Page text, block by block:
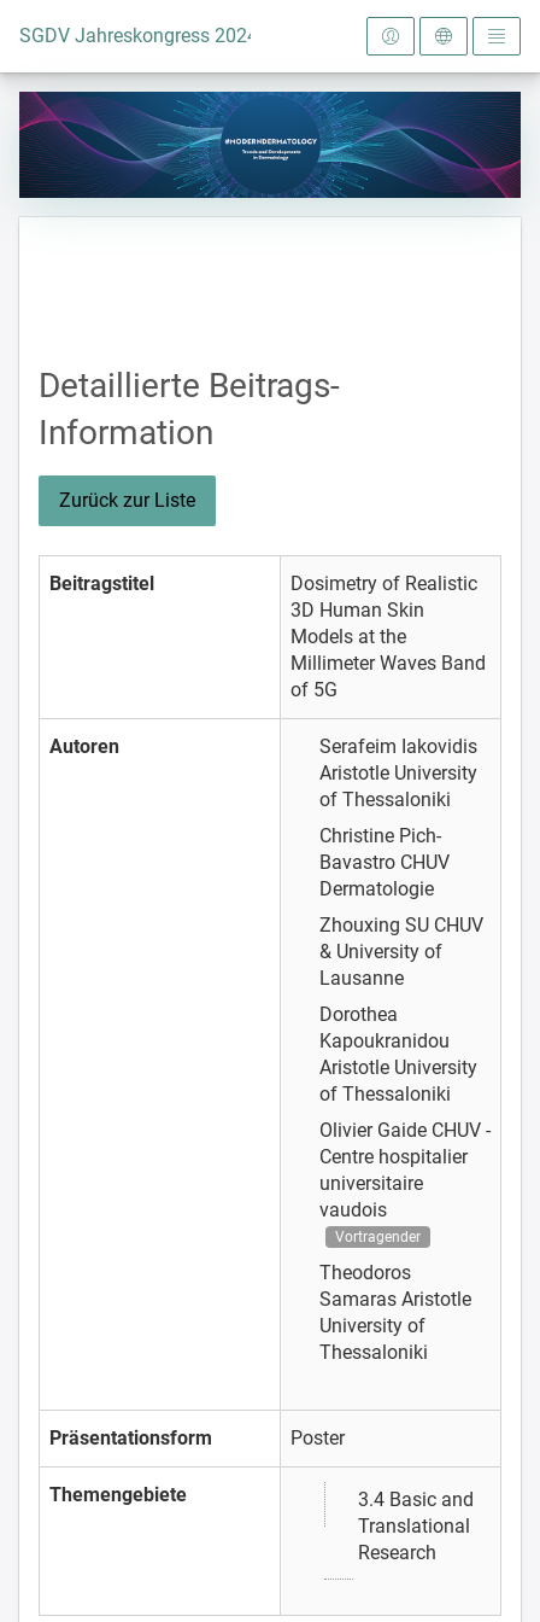
Zur Startseite
SGDV Jahreskongress 2024
Detaillierte Beitrags-
Information
Zurück zur Liste
Beitragstitel
Dosimetry of Realistic
3D Human Skin
Models at the
Millimeter Waves Band
of 5G
Autoren
Serafeim Iakovidis
Aristotle University
of Thessaloniki
Christine Pich-
Bavastro CHUV
Dermatologie
Zhouxing SU CHUV
& University of
Lausanne
Dorothea
Kapoukranidou
Aristotle University
of Thessaloniki
Olivier Gaide CHUV -
Centre hospitalier
universitaire
vaudois
Vortragender
Theodoros
Samaras Aristotle
University of
Thessaloniki
Präsentationsform Poster
Themengebiete
3.4 Basic and
Translational
Research